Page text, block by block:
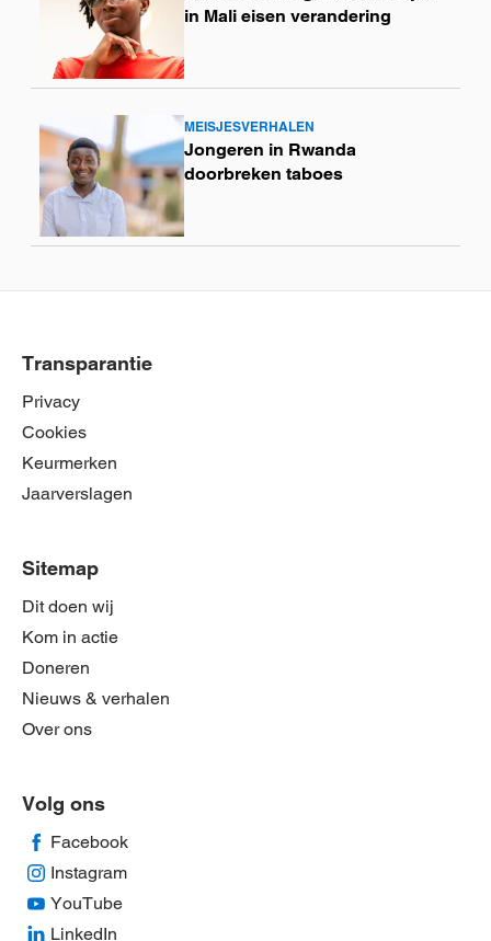
in Mali eisen verandering
meer
MEISJESVERHALEN
Jongeren in Rwanda
doorbreken taboes
Lees
meer
Transparantie
Privacy
Cookies
Keurmerken
Jaarverslagen
Sitemap
Dit doen wij
Kom in actie
Doneren
Nieuws & verhalen
Over ons
Volg ons
Facebook
Instagram
YouTube
LinkedIn